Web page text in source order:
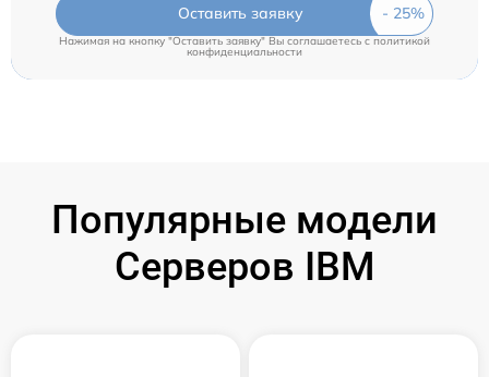
Оставить заявку
Нажимая на кнопку "Оставить заявку" Вы соглашаетесь cполитикой
конфиденциальности
Популярные модели
Серверов IBM